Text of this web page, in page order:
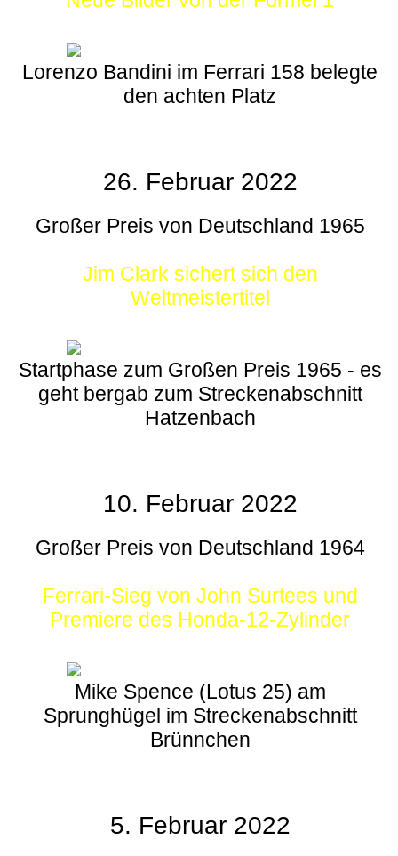
Lorenzo Bandini im Ferrari 158 belegte
den achten Platz
26. Februar 2022
Großer Preis von Deutschland 1965
Jim Clark sichert sich den
Weltmeistertitel
Startphase zum Großen Preis 1965 - es
geht bergab zum Streckenabschnitt
Hatzenbach
10. Februar 2022
Großer Preis von Deutschland 1964
Ferrari-Sieg von John Surtees und
Premiere des Honda-12-Zylinder
Mike Spence (Lotus 25) am
Sprunghügel im Streckenabschnitt
Brünnchen
5. Februar 2022